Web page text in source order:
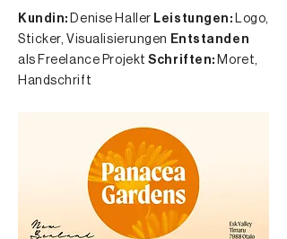
Kundin: Denise Haller Leistungen: Logo,
Sticker, Visualisierungen Entstanden
als Freelance ProjektSchriften: Moret,
Handschrift